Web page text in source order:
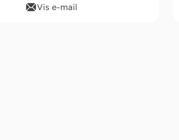
Vis e-mail